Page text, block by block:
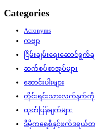
Categories
Acronyms
ကဗျာ
ငြိမ်းချမ်းရေးဆောင်ရွက်ခ
ဆက်စပ်စာအုပ်များ
ဆောင်းပါးများ
တိုင်းရင်းသားလက်နက်ကို
ထုတ်ပြန်ချက်များ
ဒီမိုကရေစီနှင့်ဖက်ဒရယ်တ